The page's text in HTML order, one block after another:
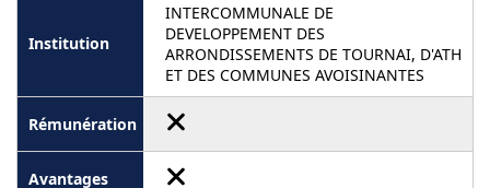
INTERCOMMUNALE DE
DEVELOPPEMENT DES
ARRONDISSEMENTS DE TOURNAI, D'ATH
ET DES COMMUNES AVOISINANTES